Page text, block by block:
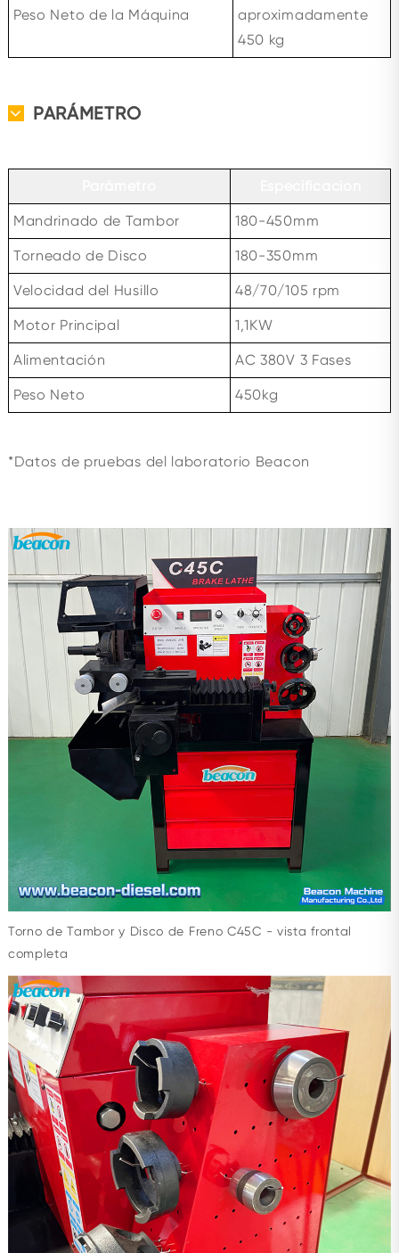
Peso Neto de la Máquina
aproximadamente
450 kg
PARÁMETRO
Mandrinado de Tambor 180-450mm
Torneado de Disco 180-350mm
Velocidad del Husillo 48/70/105 rpm
Motor Principal 1,1KW
Alimentación AC 380V 3 Fases
Peso Neto 450kg
*Datos de pruebas del laboratorio Beacon
Torno de Tambor y Disco de Freno C45C - vista frontal
completa